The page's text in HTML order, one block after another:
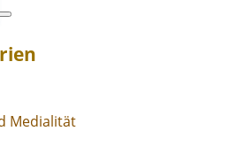
Medialität